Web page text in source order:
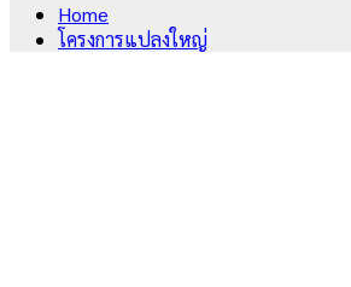
Home
โครงการแปลงใหญ่